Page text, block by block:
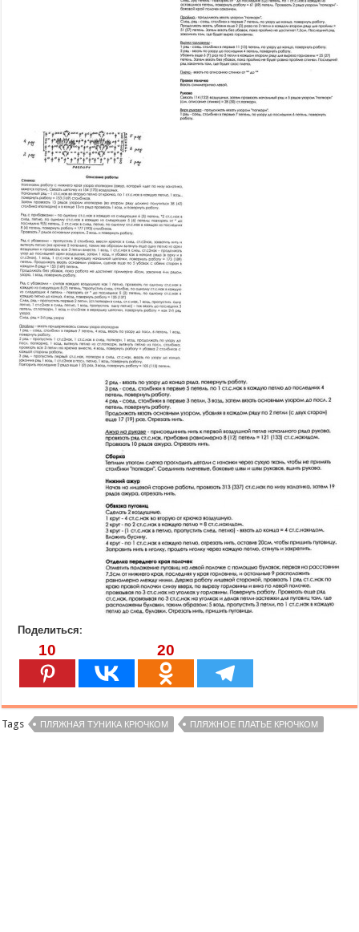
Поделиться:
10 20
Tags ПЛЯЖНАЯ ТУНИКА КРЮЧКОМ ПЛЯЖНОЕ ПЛАТЬЕ КРЮЧКОМ